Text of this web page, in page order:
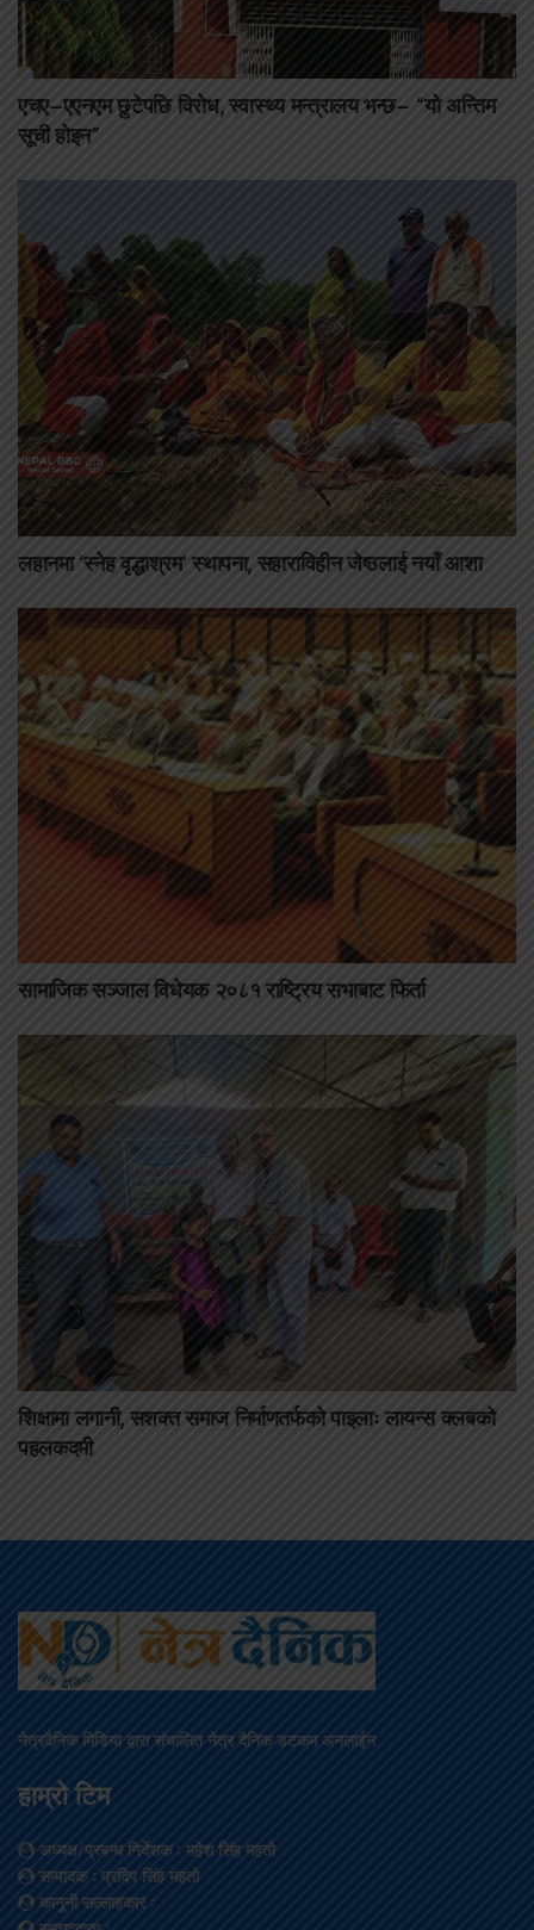
एचए–एएनएम छुटेपछि विरोध, स्वास्थ्य मन्त्रालय भन्छ– “यो अन्तिम
सूची होइन”
लहानमा ‘स्नेह वृद्धाश्रम’ स्थापना, सहाराविहीन जेष्ठलाई नयाँ आशा
सामाजिक सञ्जाल विधेयक २०८१ राष्ट्रिय सभाबाट फिर्ता
शिक्षामा लगानी, सशक्त समाज निर्माणतर्फको पाइलाः लायन्स क्लबको
पहलकदमी
नेत्रदैनिक मिडिया द्वारा संचालित नेत्र दैनिक डटकम अनलाईन
हाम्रो टिम
अध्यक्ष/प्रबन्ध निर्देशक: महेश सिंह महतो
सम्पादक: प्रदिप सिंह महतो
कानूनी सल्लाहकार: